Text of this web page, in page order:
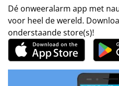
Dé onweeralarm app met
voor heel de wereld.
onderstaande store(s)!